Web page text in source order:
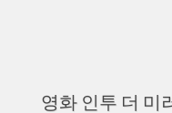
영화 인투 더 미